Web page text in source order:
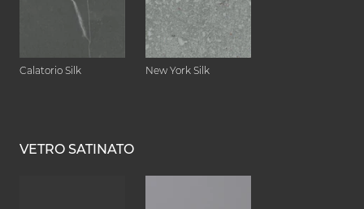
Calatorio Silk New York Silk
VETRO SATINATO